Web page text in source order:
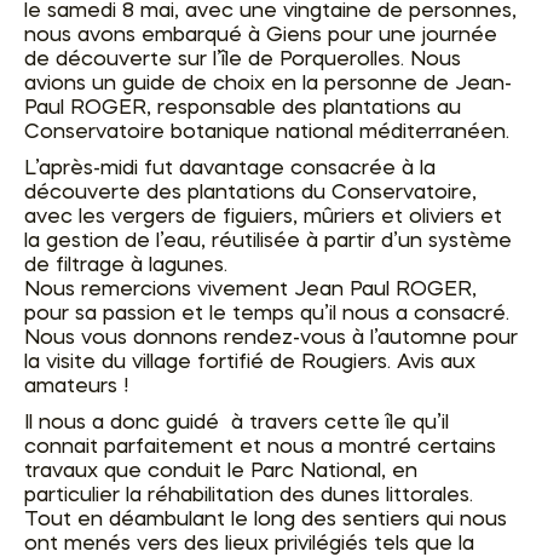
le samedi 8 mai, avec une vingtaine de personnes,
nous avons embarqué à Giens pour une journée
de découverte sur l’île de Porquerolles. Nous
avions un guide de choix en la personne de Jean-
Paul ROGER, responsable des plantations au
Conservatoire botanique national méditerranéen.
L’après-midi fut davantage consacrée à la
découverte des plantations du Conservatoire,
avec les vergers de figuiers, mûriers et oliviers et
la gestion de l’eau, réutilisée à partir d’un système
de filtrage à lagunes.
Nous remercions vivement Jean Paul ROGER,
pour sa passion et le temps qu’il nous a consacré.
Nous vous donnons rendez-vous à l’automne pour
la visite du village fortifié de Rougiers. Avis aux
amateurs !
Il nous a donc guidé à travers cette île qu’il
connait parfaitement et nous a montré certains
travaux que conduit le Parc National, en
particulier la réhabilitation des dunes littorales.
Tout en déambulant le long des sentiers qui nous
ont menés vers des lieux privilégiés tels que la